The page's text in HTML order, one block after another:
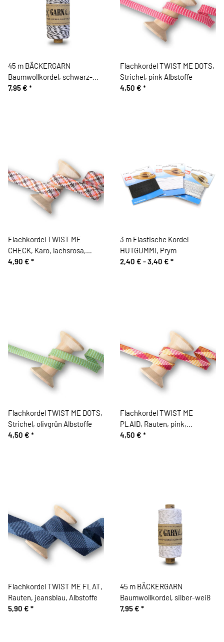
45 m BÄCKERGARN
Baumwollkordel, schwarz-
weiß
7,95 € *
Flachkordel TWIST ME DOTS,
Strichel, pink Albstoffe
4,50 € *
Flachkordel TWIST ME
CHECK, Karo, lachsrosa,
Albstoffe
4,90 € *
3 m Elastische Kordel
HUTGUMMI, Prym
2,40 € -3,40 € *
Flachkordel TWIST ME DOTS,
Strichel, olivgrün Albstoffe
4,50 € *
Flachkordel TWIST ME
PLAID, Rauten, pink,
Albstoffe
4,50 € *
Flachkordel TWIST ME FLAT,
Rauten, jeansblau, Albstoffe
5,90 € *
45 m BÄCKERGARN
Baumwollkordel, silber-weiß
7,95 € *